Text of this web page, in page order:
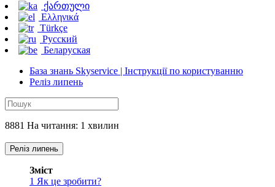
ქართული
Ελληνικά
Türkçe
Русский
Беларуская
База знань Skyservice | Інструкції по користуванню
Реліз липень
8881 На читання: 1 хвилин
Реліз липень
Зміст
1 Як це зробити?